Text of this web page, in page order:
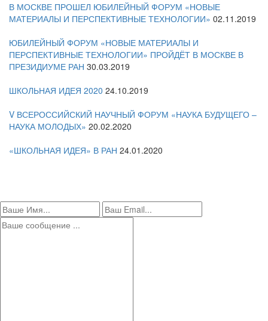
В МОСКВЕ ПРОШЕЛ ЮБИЛЕЙНЫЙ ФОРУМ «НОВЫЕ
МАТЕРИАЛЫ И ПЕРСПЕКТИВНЫЕ ТЕХНОЛОГИИ» 02.11.2019
ЮБИЛЕЙНЫЙ ФОРУМ «НОВЫЕ МАТЕРИАЛЫ И
ПЕРСПЕКТИВНЫЕ ТЕХНОЛОГИИ» ПРОЙДЁТ В МОСКВЕ В
ПРЕЗИДИУМЕ РАН 30.03.2019
ШКОЛЬНАЯ ИДЕЯ 2020 24.10.2019
V ВСЕРОССИЙСКИЙ НАУЧНЫЙ ФОРУМ «НАУКА БУДУЩЕГО –
НАУКА МОЛОДЫХ» 20.02.2020
«ШКОЛЬНАЯ ИДЕЯ» В РАН 24.01.2020